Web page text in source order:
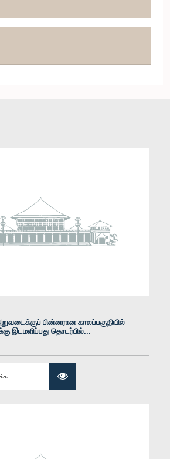
பிரேமலால் ஜயசேக்கர, பா.உ.
உறுப்பினர்
கௌரவ றிஸாட் பதியுதீன், பா.உ.
உறுப்பினர்
பின்னரான காலப்பகுதியில்
இடமளிப்பது தொடர்பில்...